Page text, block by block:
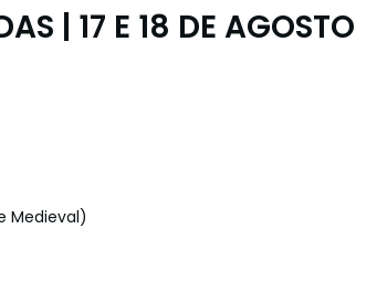
| 17 E 18 DE AGOSTO
Medieval)